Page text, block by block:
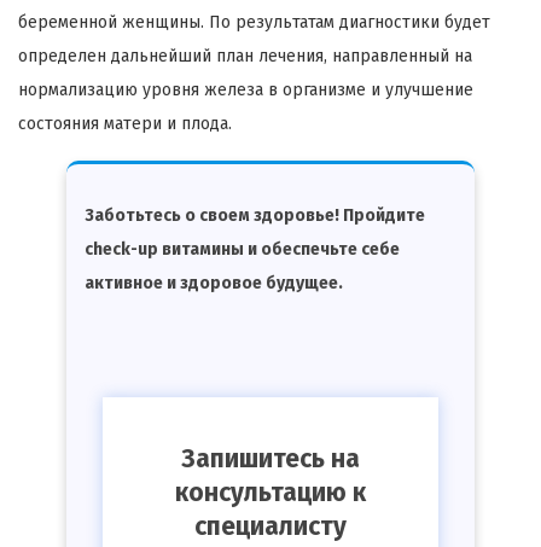
беременной женщины. По результатам диагностики будет
определен дальнейший план лечения, направленный на
нормализацию уровня железа в организме и улучшение
состояния матери и плода.
Заботьтесь о своем здоровье! Пройдите
check-up витамины и обеспечьте себе
активное и здоровое будущее.
Запишитесь на
консультацию к
специалисту